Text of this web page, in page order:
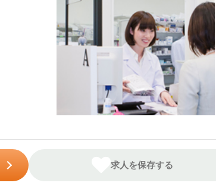
求人を保存する